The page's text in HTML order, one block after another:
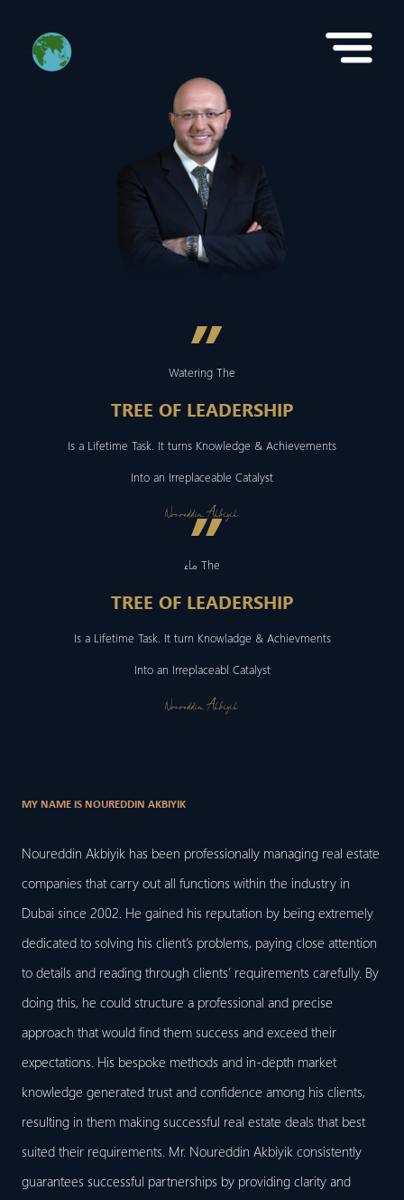
”
Watering The
TREE OF LEADERSHIP
Is a Lifetime Task. It turns Knowledge & Achievements
Into an Irreplaceable Catalyst
Noureddin Akbiyik
”
ماء The
TREE OF LEADERSHIP
Is a Lifetime Task. It turn Knowladge & Achievments
Into an Irreplaceabl Catalyst
Noureddin Akbiyik
MY NAME IS NOUREDDIN AKBIYIK
Noureddin Akbiyik has been professionally managing real estate
companies that carry out all functions within the industry in
Dubai since 2002. He gained his reputation by being extremely
dedicated to solving his client’s problems, paying close attention
to details and reading through clients’ requirements carefully. By
doing this, he could structure a professional and precise
approach that would find them success and exceed their
expectations. His bespoke methods and in-depth market
knowledge generated trust and confidence among his clients,
resulting in them making successful real estate deals that best
suited their requirements. Mr. Noureddin Akbiyik consistently
guarantees successful partnerships by providing clarity and